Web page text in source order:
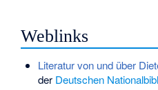
Weblinks
Literatur von und über
der Deutschen